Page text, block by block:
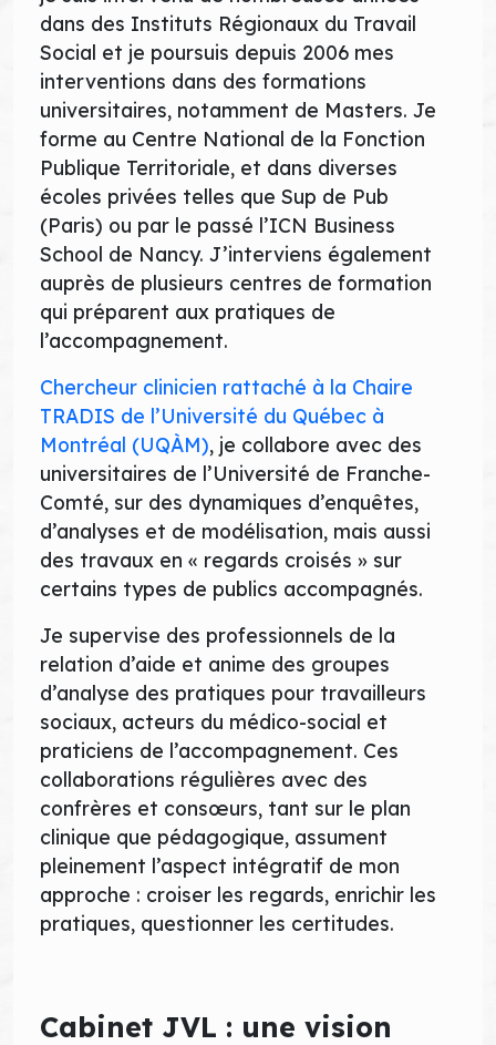
dans des Instituts Régionaux du Travail
Social et je poursuis depuis 2006 mes
interventions dans des formations
universitaires, notamment de Masters. Je
forme au Centre National de la Fonction
Publique Territoriale, et dans diverses
écoles privées telles que Sup de Pub
(Paris) ou par le passé l’ICN Business
School de Nancy. J’interviens également
auprès de plusieurs centres de formation
qui préparent aux pratiques de
l’accompagnement.
Chercheur clinicien rattaché à la Chaire
TRADIS de l’Université du Québec à
Montréal (UQÀM), je collabore avec des
universitaires de l’Université de Franche-
Comté, sur des dynamiques d’enquêtes,
d’analyses et de modélisation, mais aussi
des travaux en « regards croisés » sur
certains types de publics accompagnés.
Je supervise des professionnels de la
relation d’aide et anime des groupes
d’analyse des pratiques pour travailleurs
sociaux, acteurs du médico-social et
praticiens de l’accompagnement. Ces
collaborations régulières avec des
confrères et consœurs, tant sur le plan
clinique que pédagogique, assument
pleinement l’aspect intégratif de mon
approche : croiser les regards, enrichir les
pratiques, questionner les certitudes.
Cabinet JVL : une vision